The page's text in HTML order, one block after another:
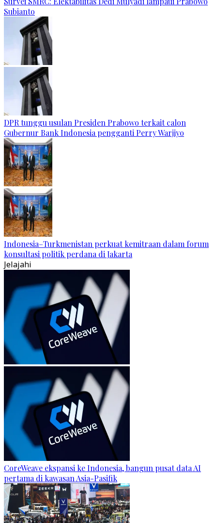
Subianto
DPR tunggu usulan Presiden Prabowo terkait calon
Gubernur Bank Indonesia pengganti Perry Warjiyo
Indonesia–Turkmenistan perkuat kemitraan dalam forum
konsultasi politik perdana di Jakarta
Jelajahi
CoreWeave ekspansi ke Indonesia, bangun pusat data AI
pertama di kawasan Asia-Pasifik